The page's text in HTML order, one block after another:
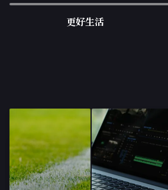
更好生活